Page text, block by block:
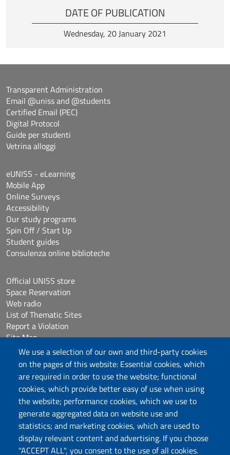
We use a selection of our own and third-party cookies
on the pages of this website: Essential cookies, which
are required in order to use the website; functional
cookies, which provide better easy of use when using
the website; performance cookies, which we use to
generate aggregated data on website use and
statistics; and marketing cookies, which are used to
display relevant content and advertising. If you choose
"ACCEPT ALL", you consent to the use of all cookies.
DATE OF PUBLICATION
Wednesday, 20 January 2021
Università degli Studi di Sassari
Piazza Università 21, Sassari
Transparent Administration
Email @uniss and @students
Certified Email (PEC)
Digital Protocol
Guide per studenti
Vetrina alloggi
eUNISS - eLearning
Mobile App
Online Surveys
Accessibility
Our study programs
Spin Off / Start Up
Student guides
Consulenza online biblioteche
Official UNISS store
Space Reservation
Web radio
List of Thematic Sites
Report a Violation
Site Map
Accessibilità
Cookie Settings
Follow us
Chatta con noi